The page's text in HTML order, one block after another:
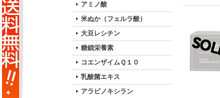
アミノ酸
米ぬか（フェルラ酸）
大豆レシチン
糖鎖栄養素
コエンザイムＱ１０
乳酸菌エキス
アラビノキシラン